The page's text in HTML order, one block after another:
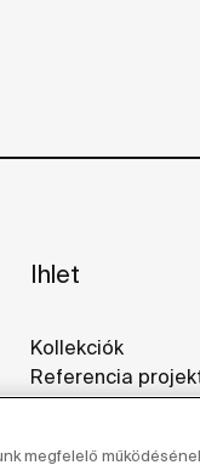
Ihlet
Kollekciók
Referencia
Galériák
megfelelő